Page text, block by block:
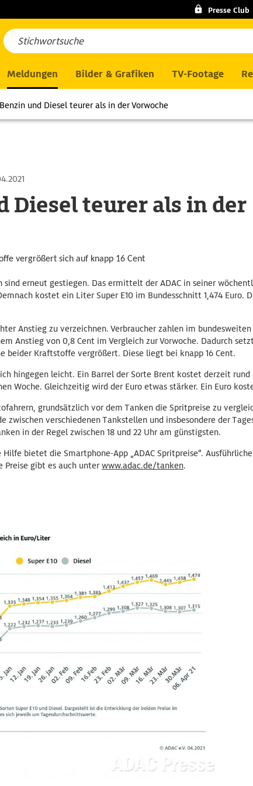
Presse Club
Meldungen Bilder & Grafiken TV-Footage
Benzin und Diesel teurer als in der Vorwoche
Diesel teurer als in der
vergrößert sich auf knapp 16 Cent
sind erneut gestiegen. Das ermittelt der ADAC in seiner
kostet ein Liter Super E10 im Bundesschnitt 1,474 Euro.
Anstieg zu verzeichnen. Verbraucher zahlen im
Anstieg von 0,8 Cent im Vergleich zur Vorwoche. Dadurch
beider Kraftstoffe vergrößert. Diese liegt bei knapp 16 Cent.
hingegen leicht. Ein Barrel der Sorte Brent kostet derzeit rund
Woche. Gleichzeitig wird der Euro etwas stärker. Ein Euro
grundsätzlich vor dem Tanken die Spritpreise zu
zwischen verschiedenen Tankstellen und insbesondere der
in der Regel zwischen 18 und 22 Uhr am günstigsten.
bietet die Smartphone-App „ADAC Spritpreise“.
gibt es auch unterwww.adac.de/tanken.